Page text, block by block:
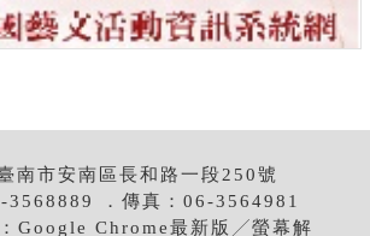
南市安南區長和路一段250號
3568889 ．傳真：06-3564981
Google Chrome最新版╱螢幕解